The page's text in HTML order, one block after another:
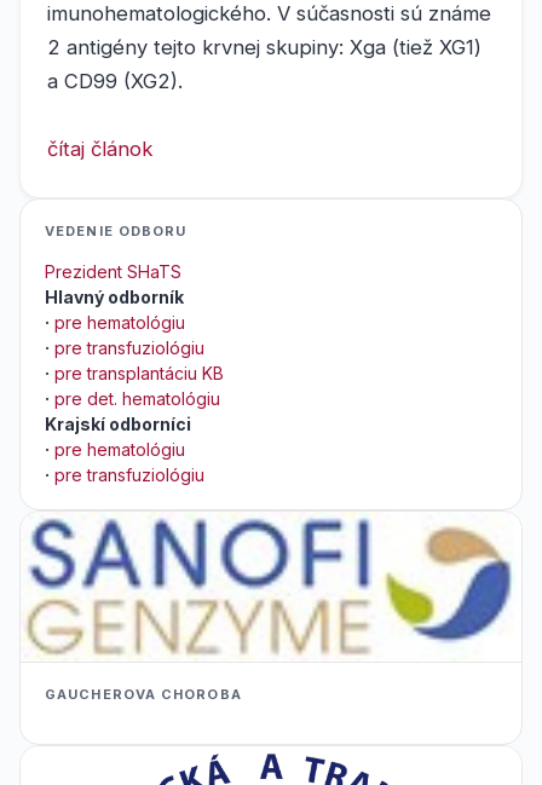
imunohematologického. V súčasnosti sú známe
2 antigény tejto krvnej skupiny: Xga (tiež XG1)
a CD99 (XG2).
čítaj článok
VEDENIE ODBORU
Prezident SHaTS
Hlavný odborník
· pre hematológiu
· pre transfuziológiu
· pre transplantáciu KB
· pre det. hematológiu
Krajskí odborníci
· pre hematológiu
· pre transfuziológiu
GAUCHEROVA CHOROBA